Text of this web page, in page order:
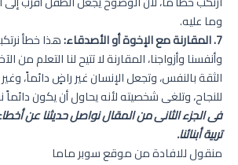
وما عليه.
7. المقارنة مع الإخوة أو الأصدقاء:
هذا خطأ
وأنفسنا وأزواجنا، المقارنة لا تتيح لنا التعلم من
الثقة بالنفس، وتجعل الإنسان غير راضٍ دائماً،
للنجاح، وتلغى شخصيته لأنه يحاول أن يكون
فى الجزء الثانى من المقال نواصل حديثنا عن
تربية أبنائنا.
منقول للافادة من موقع سوبر ماما